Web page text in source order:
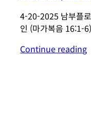
4-20-2025 남부플
인 (마가복음 16:1-
Continue reading